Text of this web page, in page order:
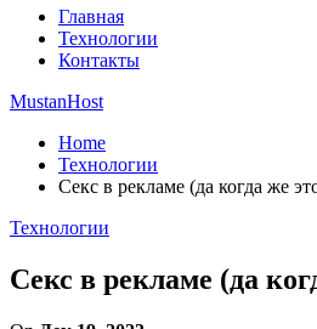
Главная
Технологии
Контакты
MustanHost
Home
Технологии
Секс в рекламе (да когда же
Технологии
Секс в рекламе (да